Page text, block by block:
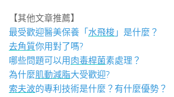
【其他文章推薦】
最受歡迎醫美保養「 水飛梭 」是什麼？
去角質你用對了嗎?
哪些問題可以用肉毒桿菌素處理？
為什麼肌動減脂大受歡迎?
索夫波的專利技術是什麼？有什麼優勢？